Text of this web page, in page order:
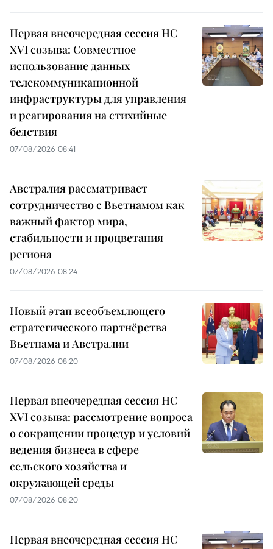
Первая внеочередная сессия НС
XVI созыва: Совместное
использование данных
телекоммуникационной
инфраструктуры для управления
и реагирования на стихийные
бедствия
07/08/2026 08:41
Австралия рассматривает
сотрудничество с Вьетнамом как
важный фактор мира,
стабильности и процветания
региона
07/08/2026 08:24
Новый этап всеобъемлющего
стратегического партнёрства
Вьетнама и Австралии
07/08/2026 08:20
Первая внеочередная сессия НС
XVI созыва: рассмотрение вопроса
о сокращении процедур и условий
ведения бизнеса в сфере
сельского хозяйства и
окружающей среды
07/08/2026 08:20
Первая внеочередная сессия НС